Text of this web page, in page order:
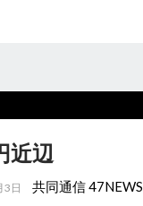
近辺
3日 共同通信 47NEWS